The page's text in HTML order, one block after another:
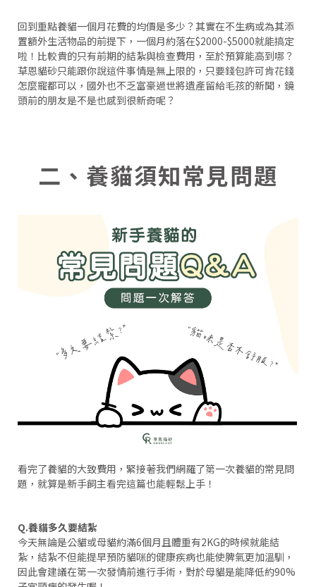
回到重點養貓一個月花費的均價是多少？其實在不生病或為其添
置額外生活物品的前提下，一個月約落在$2000-$5000就能搞定
啦！比較貴的只有前期的結紮與檢查費用，至於預算能高到哪？
草恩貓砂只能跟你說這件事情是無上限的，只要錢包許可肯花錢
怎麼寵都可以，國外也不乏富豪過世將遺產留給毛孩的新聞，鏡
頭前的朋友是不是也感到很新奇呢？
二、養貓須知常見問題
看完了養貓的大致費用，緊接著我們網羅了第一次養貓的常見問
題，就算是新手飼主看完這篇也能輕鬆上手！
Q.養貓多久要結紮
今天無論是公貓或母貓約滿6個月且體重有2KG的時候就能結
紮，結紮不但能提早預防貓咪的健康疾病也能使脾氣更加溫馴，
因此會建議在第一次發情前進行手術，對於母貓是能降低約90%